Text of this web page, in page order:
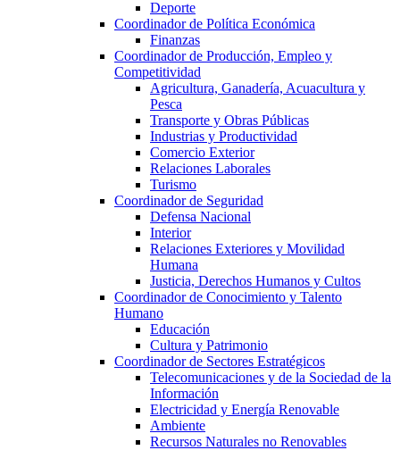
Deporte
Coordinador de Política Económica
Finanzas
Coordinador de Producción, Empleo y
Competitividad
Agricultura, Ganadería, Acuacultura y
Pesca
Transporte y Obras Públicas
Industrias y Productividad
Comercio Exterior
Relaciones Laborales
Turismo
Coordinador de Seguridad
Defensa Nacional
Interior
Relaciones Exteriores y Movilidad
Humana
Justicia, Derechos Humanos y Cultos
Coordinador de Conocimiento y Talento
Humano
Educación
Cultura y Patrimonio
Coordinador de Sectores Estratégicos
Telecomunicaciones y de la Sociedad de la
Información
Electricidad y Energía Renovable
Ambiente
Recursos Naturales no Renovables